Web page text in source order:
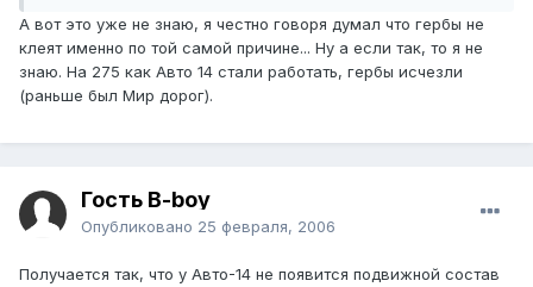
А вот это уже не знаю, я честно говоря думал что гербы не
клеят именно по той самой причине... Ну а если так, то я не
знаю. На 275 как Авто 14 стали работать, гербы исчезли
(раньше был Мир дорог).
Гость B-boy
Опубликовано 25 февраля, 2006
Получается так, что у Авто-14 не появится подвижной состав